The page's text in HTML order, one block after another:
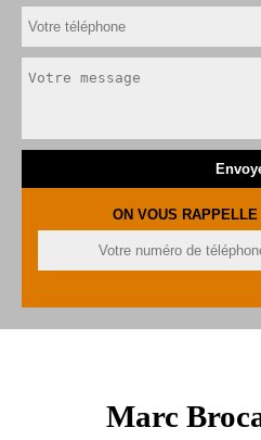
ON VOUS
Marc